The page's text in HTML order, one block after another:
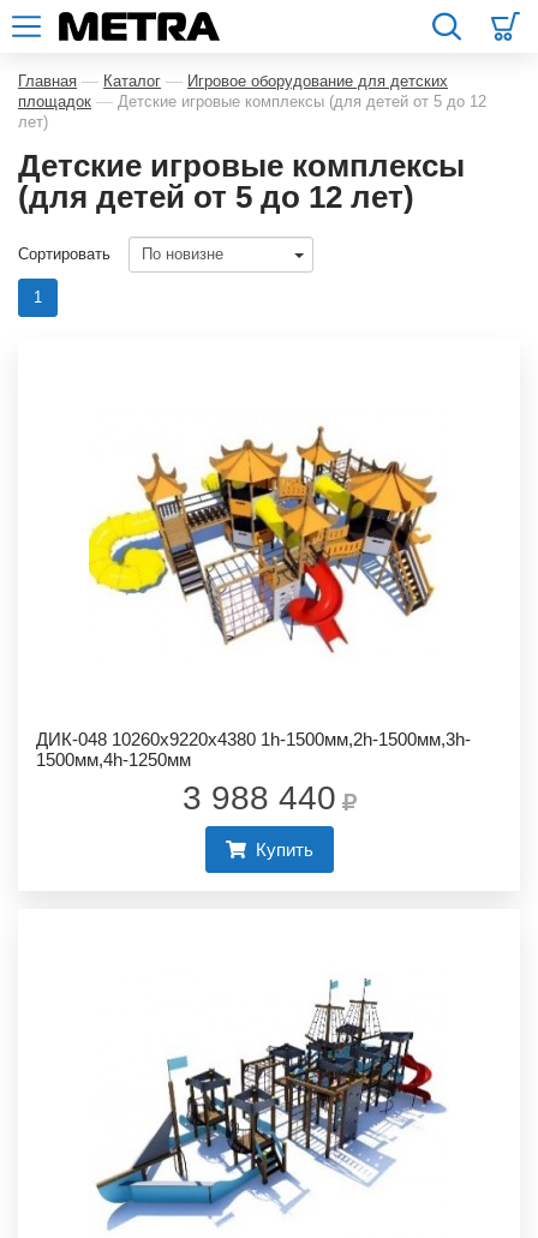
Главная — Каталог — Игровое оборудование для детских
площадок — Детские игровые комплексы (для детей от 5 до 12
лет)
Детские игровые комплексы
(для детей от 5 до 12 лет)
1
Сортировать
ДИК-048 10260х9220х4380 1h-1500мм,2h-1500мм,3h-
1500мм,4h-1250мм
3 988 440
Купить